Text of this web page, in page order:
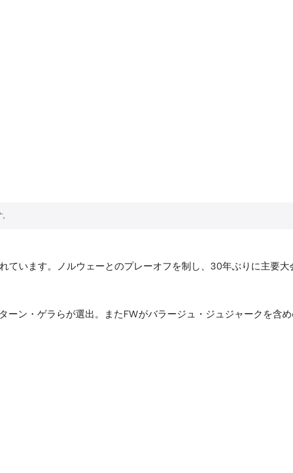
ています。ノルウェーとのプレーオフを制し、30年ぶりに主要
ン・ゲラらが選出。またFWがバラージュ・ジュジャークを含め